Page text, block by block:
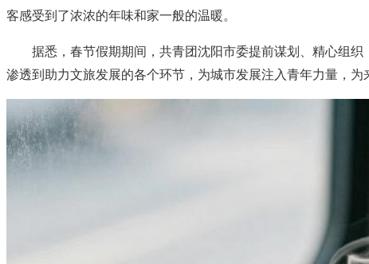
客感受到了浓浓的年味和家一般的温暖。
据悉，春节假期期间，共青团沈阳市委提前谋划、精心组织
渗透到助力文旅发展的各个环节，为城市发展注入青年力量，